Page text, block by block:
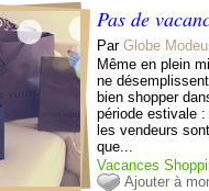
Pas de
ParGlobe
Même en plein
ne
bien shopper
période estivale
les vendeurs
que...
Vacances
Ajouter à